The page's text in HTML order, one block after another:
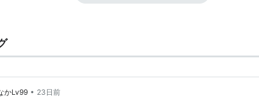
かLv99 • 23日前